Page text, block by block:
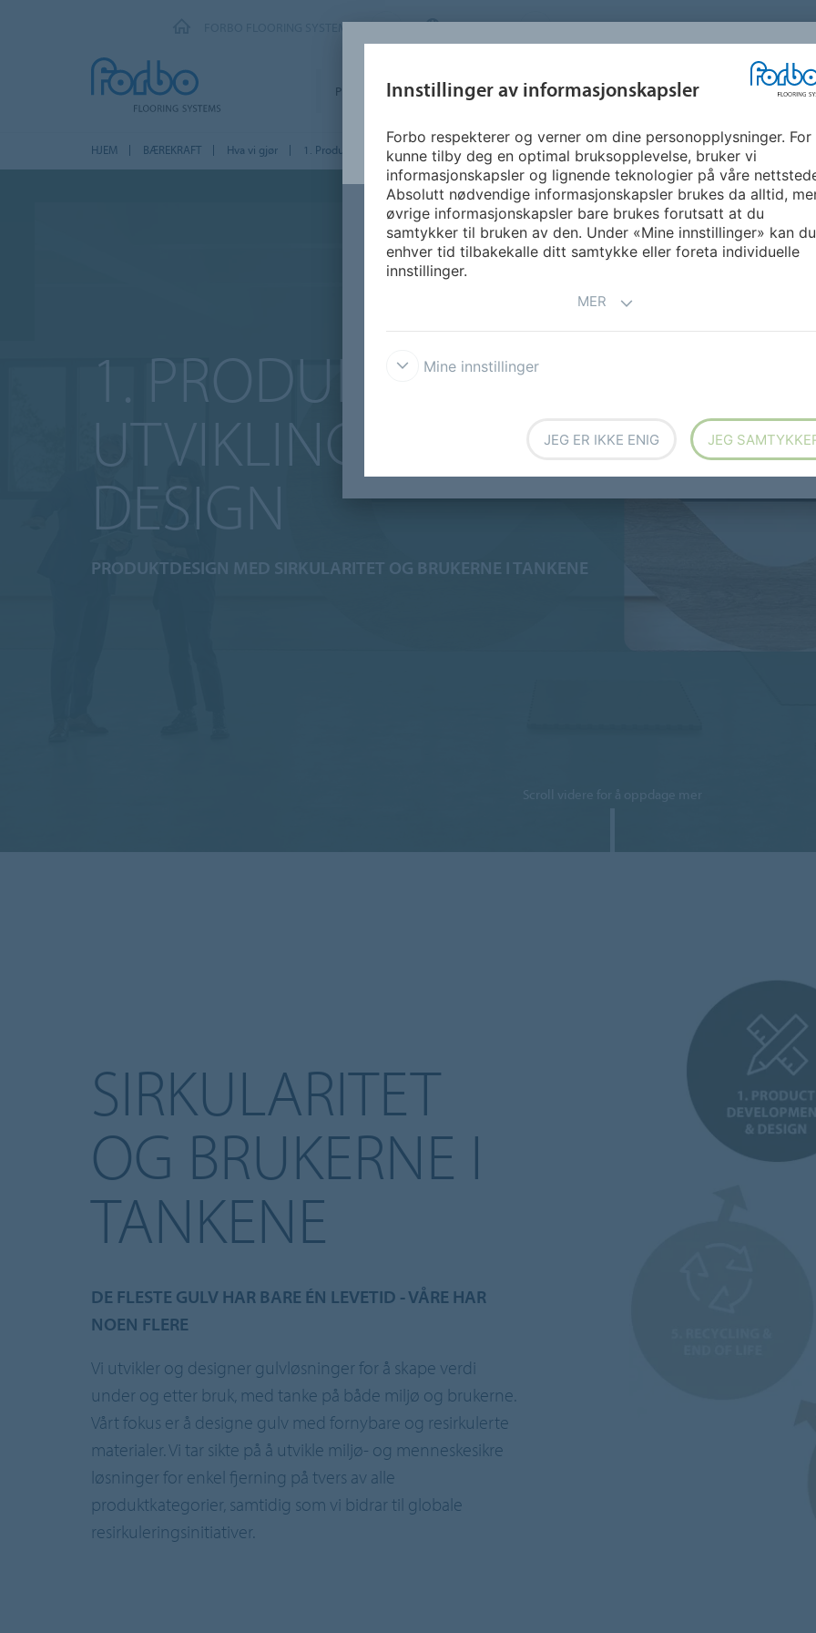
FORBO FLOORING SYSTEMS NORWAY
PRODUKTER SEGMENTER
INSPIRASJON &
REFERANSER
BÆREKRAFT
HJEM BÆREKRAFT Hva vi gjør 1. Produktutvikling & design
1. PRODUKT-
UTVIKLING &
DESIGN
PRODUKTDESIGN MED SIRKULARITET OG BRUKERNE I TANKENE
SIRKULARITET
OG BRUKERNE I
TANKENE
DE FLESTE GULV HAR BARE ÉN LEVETID - VÅRE HAR
NOEN FLERE
Vi utvikler og designer gulvløsninger for å skape verdi
under og etter bruk, med tanke på både miljø og brukerne.
Vårt fokus er å designe gulv med fornybare og resirkulerte
materialer. Vi tar sikte på å utvikle miljø- og menneskesikre
løsninger for enkel fjerning på tvers av alle
produktkategorier, samtidig som vi bidrar til globale
resirkuleringsinitiativer.
Innstillinger av informasjonskapsler
Forbo respekterer og verner om dine personopplysninger. For
kunne tilby deg en optimal bruksopplevelse, bruker vi
informasjonskapsler og lignende teknologier på våre
Absolutt nødvendige informasjonskapsler brukes da alltid,
øvrige informasjonskapsler bare brukes forutsatt at du
samtykker til bruken av den. Under «Mine innstillinger» kan
enhver tid tilbakekalle ditt samtykke eller foreta individuelle
innstillinger.
MER
Mine innstillinger
JEG ER IKKE ENIG JEG